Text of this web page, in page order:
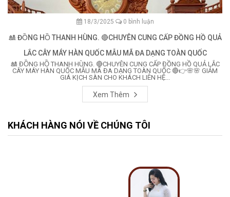
18/3/2025 0 bình luận
🎎 ĐỒNG HỒ THANH HÙNG. 🔴CHUYÊN CUNG CẤP ĐỒNG HỒ QUẢ
LẮC CÂY MÁY HÀN QUỐC MẪU MÃ ĐA DẠNG TOÀN QUỐC
🎎 ĐỒNG HỒ THANH HÙNG. 🔴CHUYÊN CUNG CẤP ĐỒNG HỒ QUẢ LẮC
CÂY MÁY HÀN QUỐC MẪU MÃ ĐA DẠNG TOÀN QUỐC 🔴👉🌸🌸 GIẢM
GIÁ KỊCH SÀN CHO KHÁCH LIÊN HỆ...
Xem Thêm
KHÁCH HÀNG NÓI VỀ CHÚNG TÔI